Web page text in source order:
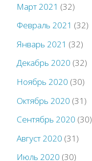
Март 2021 (32)
Февраль 2021 (32)
Январь 2021 (32)
Декабрь 2020 (32)
Ноябрь 2020 (30)
Октябрь 2020 (31)
Сентябрь 2020 (30)
Август 2020 (31)
Июль 2020 (30)